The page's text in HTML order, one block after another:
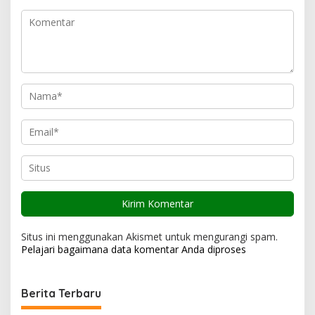
p
Situs ini menggunakan Akismet untuk mengurangi spam.
Pelajari bagaimana data komentar Anda diproses
Berita Terbaru